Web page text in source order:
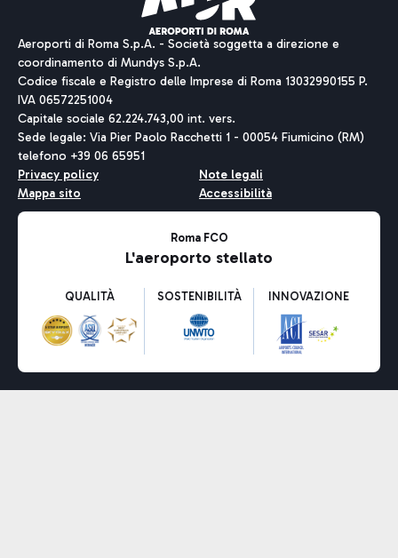
Aeroporti di Roma S.p.A. - Società soggetta a direzione e
coordinamento di Mundys S.p.A.
Codice fiscale e Registro delle Imprese di Roma 13032990155 P.
IVA 06572251004
Capitale sociale 62.224.743,00 int. vers.
Sede legale: Via Pier Paolo Racchetti 1 - 00054 Fiumicino (RM)
telefono +39 06 65951
Privacy policy
Note legali
Mappa sito
Accessibilità
Roma FCO
L'aeroporto stellato
QUALITÀ SOSTENIBILITÀ INNOVAZIONE